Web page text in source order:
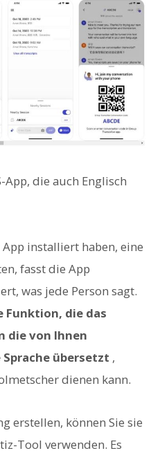
die auch Englisch
installiert haben, eine
fasst die App
was jede Person sagt.
Funktion, die das
die von Ihnen
übersetzt ,
dienen kann.
erstellen, können Sie sie
Tool verwenden. Es